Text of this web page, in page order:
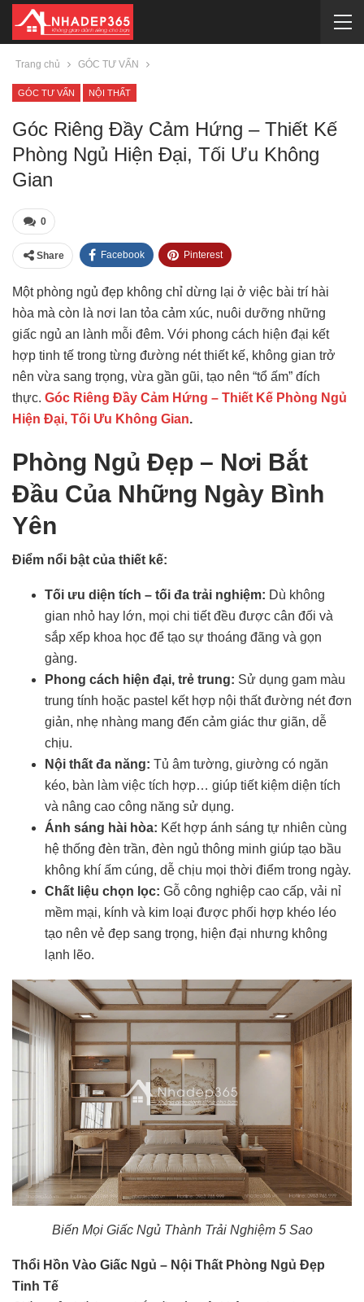
Trang chủ GÓC TƯ VẤN
GÓC TƯ VẤN NỘI THẤT
Góc Riêng Đầy Cảm Hứng – Thiết Kế
Phòng Ngủ Hiện Đại, Tối Ưu Không
Gian
0
Share Facebook Pinterest
Một phòng ngủ đẹp không chỉ dừng lại ở việc bài trí hài
hòa mà còn là nơi lan tỏa cảm xúc, nuôi dưỡng những
giấc ngủ an lành mỗi đêm. Với phong cách hiện đại kết
hợp tinh tế trong từng đường nét thiết kế, không gian trở
nên vừa sang trọng, vừa gần gũi, tạo nên “tổ ấm” đích
thực. Góc Riêng Đầy Cảm Hứng – Thiết Kế Phòng Ngủ
Hiện Đại, Tối Ưu Không Gian.
Phòng Ngủ Đẹp – Nơi Bắt
Đầu Của Những Ngày Bình
Yên
Điểm nổi bật của thiết kế:
Tối ưu diện tích – tối đa trải nghiệm: Dù không
gian nhỏ hay lớn, mọi chi tiết đều được cân đối và
sắp xếp khoa học để tạo sự thoáng đãng và gọn
gàng.
Phong cách hiện đại, trẻ trung: Sử dụng gam màu
trung tính hoặc pastel kết hợp nội thất đường nét đơn
giản, nhẹ nhàng mang đến cảm giác thư giãn, dễ
chịu.
Nội thất đa năng: Tủ âm tường, giường có ngăn
kéo, bàn làm việc tích hợp… giúp tiết kiệm diện tích
và nâng cao công năng sử dụng.
Ánh sáng hài hòa: Kết hợp ánh sáng tự nhiên cùng
hệ thống đèn trần, đèn ngủ thông minh giúp tạo bầu
không khí ấm cúng, dễ chịu mọi thời điểm trong ngày.
Chất liệu chọn lọc: Gỗ công nghiệp cao cấp, vải nỉ
mềm mại, kính và kim loại được phối hợp khéo léo
tạo nên vẻ đẹp sang trọng, hiện đại nhưng không
lạnh lẽo.
Biến Mọi Giấc Ngủ Thành Trải Nghiệm 5 Sao
Thổi Hồn Vào Giấc Ngủ – Nội Thất Phòng Ngủ Đẹp
Tinh Tế